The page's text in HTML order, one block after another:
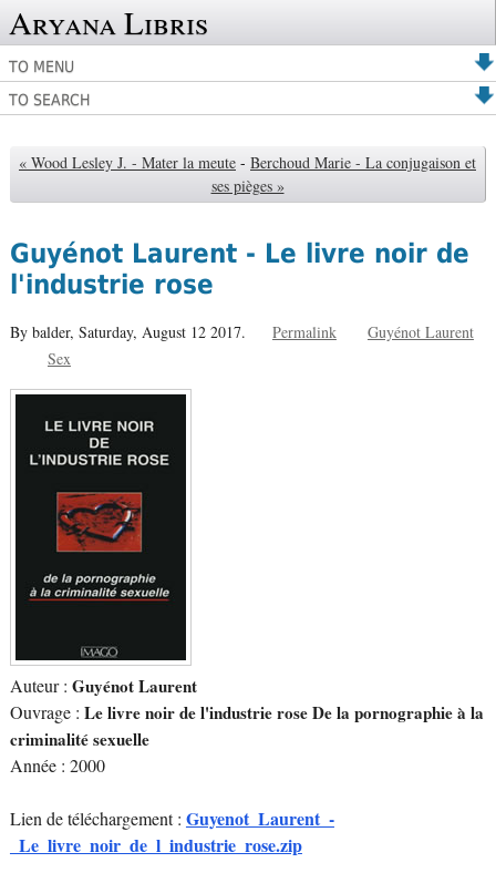
Aryana Libris
TO MENU
TO SEARCH
« Wood Lesley J. - Mater la meute - Berchoud Marie - La conjugaison et
ses pièges »
Guyénot Laurent - Le livre noir de
l'industrie rose
By balder, Saturday, August 12 2017. Permalink
Guyénot Laurent
Sex
Auteur : Guyénot Laurent
Ouvrage : Le livre noir de l'industrie rose De la pornographie à la
criminalité sexuelle
Année : 2000
Lien de téléchargement : Guyenot_Laurent_-
_Le_livre_noir_de_l_industrie_rose.zip